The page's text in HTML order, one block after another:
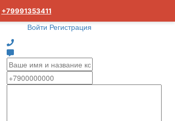
+79991353411
Войти Регистрация